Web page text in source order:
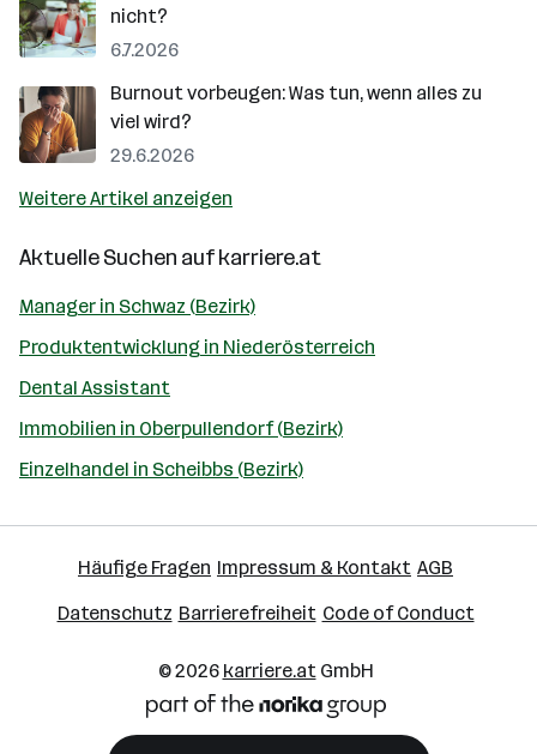
nicht?
6.7.2026
Burnout vorbeugen: Was tun, wenn alles zu
viel wird?
29.6.2026
Weitere Artikel anzeigen
Aktuelle Suchen aufkarriere.at
Manager in Schwaz (Bezirk)
Produktentwicklung in Niederösterreich
Dental Assistant
Immobilien in Oberpullendorf (Bezirk)
Einzelhandel in Scheibbs (Bezirk)
Häufige Fragen Impressum & Kontakt AGB
Datenschutz Barrierefreiheit Code of Conduct
© 2026 karriere.atGmbH